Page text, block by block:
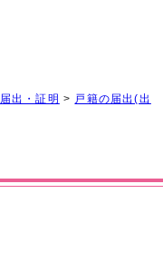
届出・証明 > 戸籍の届出(出